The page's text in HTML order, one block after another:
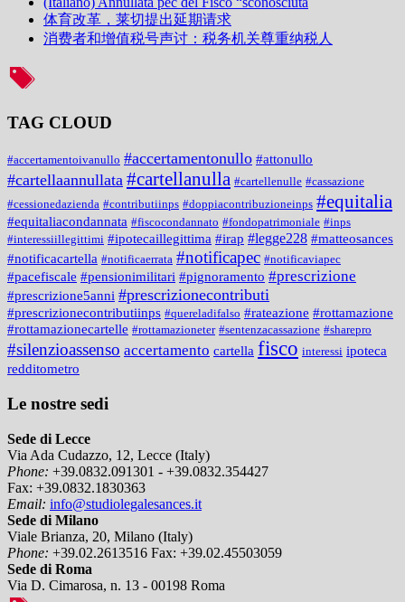
体育改革，莱切提出延期请求
消费者和增值税号声讨：税务机关尊重纳税人
TAG CLOUD
#accertamentoivanullo #accertamentonullo #attonullo
#cartellaannullata #cartellanulla #cartellenulle #cassazione
#cessionedazienda #contributiinps #doppiacontribuzioneinps #equitalia
#equitaliacondannata #fiscocondannato #fondopatrimoniale #inps
#interessiillegittimi #ipotecaillegittima #irap #legge228 #matteosances
#notificacartella #notificaerrata #notificapec #notificaviapec
#pacefiscale #pensionimilitari #pignoramento #prescrizione
#prescrizione5anni #prescrizionecontributi
#prescrizionecontributiinps #quereladifalso #rateazione #rottamazione
#rottamazionecartelle #rottamazioneter #sentenzacassazione #sharepro
#silenzioassenso accertamento cartella fisco interessi ipoteca
redditometro
Le nostre sedi
Sede di Lecce
Via Ada Cudazzo, 12, Lecce (Italy)
Phone: +39.0832.091301 - +39.0832.354427
Fax: +39.0832.1830363
Email: info@studiolegalesances.it
Sede di Milano
Viale Brianza, 20, Milano (Italy)
Phone: +39.02.2613516 Fax: +39.02.45503059
Sede di Roma
Via D. Cimarosa, n. 13 - 00198 Roma